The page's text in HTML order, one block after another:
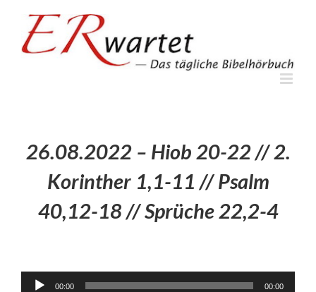
springen
26.08.2022 – Hiob 20-22 // 2.
Korinther 1,1-11 // Psalm
40,12-18 // Sprüche 22,2-4
Audio-
00:00 00:00